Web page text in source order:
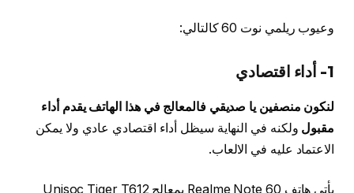
وعيوب ريلمي نوت 60 كالتالي:
1- أداء اقتصادي
لنكون منصفين يا صديقي فالمعالج في هذا الهاتف يقدم أداء
مقبول ولكنه في النهاية سيظل أداء اقتصادي عادي ولا يمكن
الاعتماد عليه في الالعاب.
يأتي هاتف Realme Note 60 بمعالج Unisoc Tiger T612